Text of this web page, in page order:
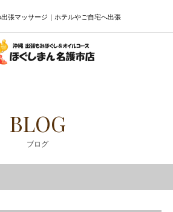
張マッサージ｜ホテルやご自宅へ出張
BLOG
ブログ